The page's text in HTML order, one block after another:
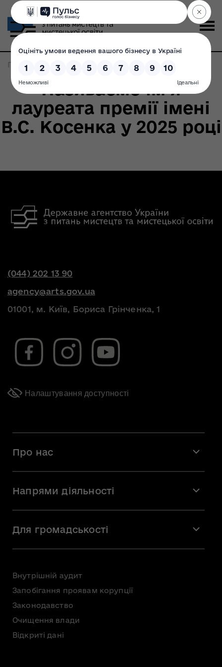
Головна Записи по метке: косенко
Називаємо ім’я
лауреата премії імені
В.С. Косенка у 2025 році
(044) 202 13 90
agency@arts.gov.ua
01001, м. Київ, Бориса Грінченка, 1
Налаштування доступності
Про нас
Команда
Вакансії
Напрями діяльності
Мистецька освіта
Для громадськості
Громадська рада
Консультації з громадськістю
Доступ до публічної інформації
Безоплатна первинна правнича допомога
Внутрішній аудит
Запобігання проявам корупції
Законодавство
Очищення влади
Відкриті дані